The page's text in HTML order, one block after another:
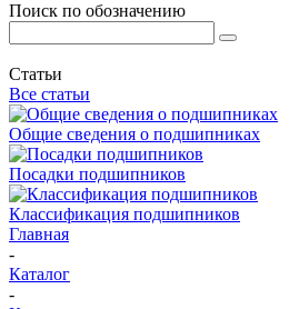
Поиск по обозначению
Статьи
Все статьи
Общие сведения о подшипниках
Посадки подшипников
Классификация подшипников
Главная
-
Каталог
-